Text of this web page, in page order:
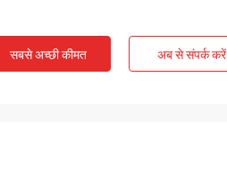
सबसे अच्छी कीमत अब से संपर्क करें